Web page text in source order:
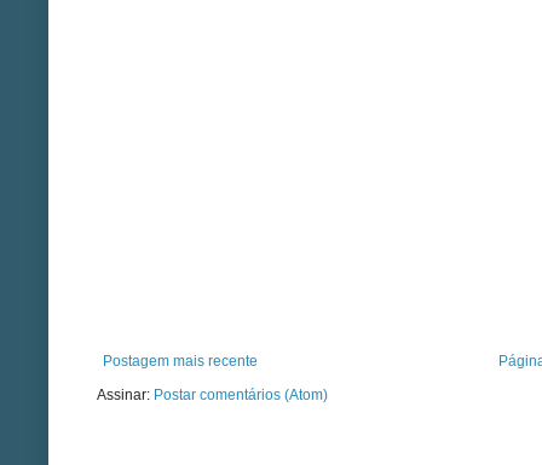
Postagem mais recente
Assinar: Postar comentários (Atom)